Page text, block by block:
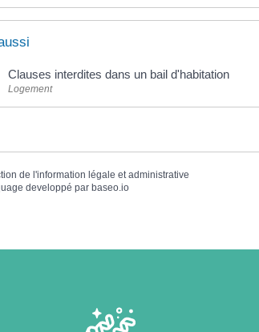
Clauses interdites dans un bail d'habitation
Logement
de l'information légale et administrative
developpé parbaseo.io